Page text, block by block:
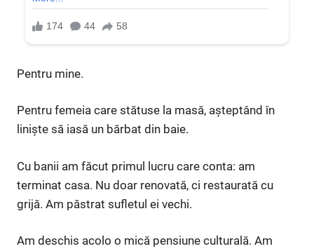
Pentru mine.
Pentru femeia care stătuse la masă, așteptând în
liniște să iasă un bărbat din baie.
Cu banii am făcut primul lucru care conta: am
terminat casa. Nu doar renovată, ci restaurată cu
grijă. Am păstrat sufletul ei vechi.
Am deschis acolo o mică pensiune culturală. Am